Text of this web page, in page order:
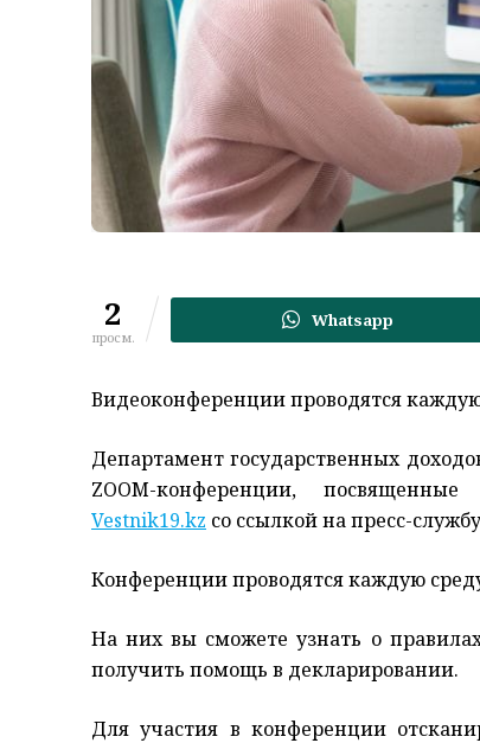
2
просм.
Whatsapp
Видеоконференции проводятся каждую
Департамент государственных
ZOOM-конференции,
Vestnik19.kz со ссылкой на пресс-
Конференции проводятся каждую среду
На них вы сможете узнать о
получить помощь в декларировании.
Для участия в конференции